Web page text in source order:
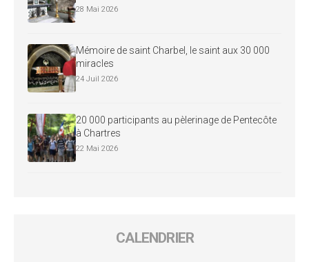
28 Mai 2026
Mémoire de saint Charbel, le saint aux 30 000
miracles
24 Juil 2026
20 000 participants au pèlerinage de Pentecôte
à Chartres
22 Mai 2026
CALENDRIER